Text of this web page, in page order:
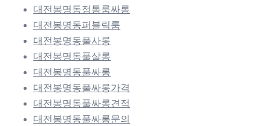
대전봉명동정통룸싸롱
대전봉명동퍼블릭룸
대전봉명동풀사롱
대전봉명동풀살롱
대전봉명동풀싸롱
대전봉명동풀싸롱가격
대전봉명동풀싸롱견적
대전봉명동풀싸롱문의